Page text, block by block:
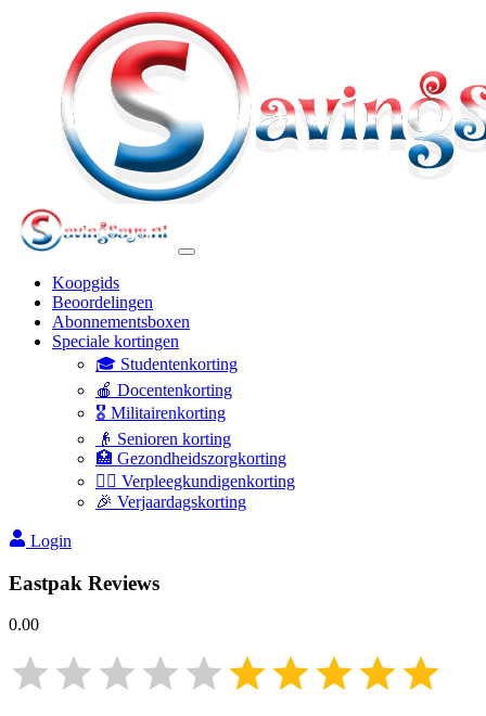
Koopgids
Beoordelingen
Abonnementsboxen
Speciale kortingen
🎓 Studentenkorting
🍎 Docentenkorting
🎖️ Militairenkorting
👴 Senioren korting
🏥 Gezondheidszorgkorting
👩‍⚕️ Verpleegkundigenkorting
🎉 Verjaardagskorting
Login
Eastpak Reviews
0.00